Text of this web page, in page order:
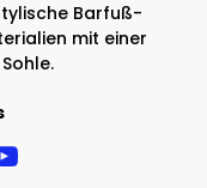
Barfuß-
mit einer